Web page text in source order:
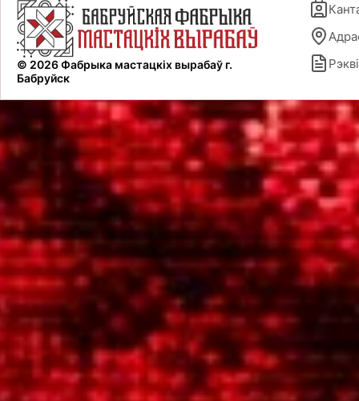
© 2026 Фабрыка мастацкіх вырабаў г.
Бабруйск